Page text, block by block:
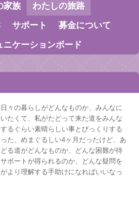
家族
わたしの旅路
サポート
募金について
ニケーションボード
々の暮らしがどんなものか、みんなに
たくて、私がたどって来た道をみんな
るぐらい素晴らしい事とびっくりする
た、めまぐるしい4ヶ月だったけど、あ
る道がどんなものか、どんな困難が待
ポートが得られるのか、どんな疑問を
より理解する手助けになればいいなっ